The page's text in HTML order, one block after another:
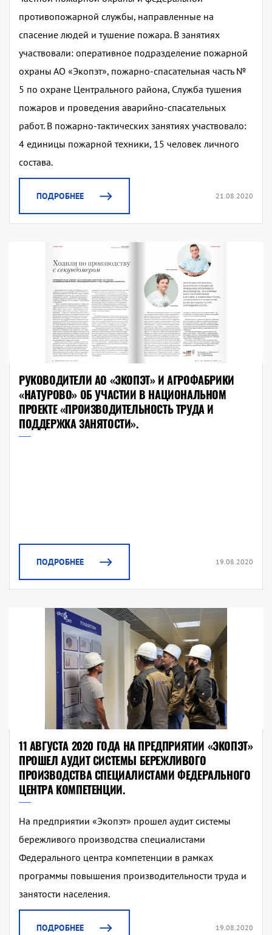
противопожарной службы, направленные на
спасение людей и тушение пожара. В занятиях
участвовали: оперативное подразделение пожарной
охраны АО «Экопэт», пожарно-спасательная часть №
5 по охране Центрального района, Служба тушения
пожаров и проведения аварийно-спасательных
работ. В пожарно-тактических занятиях участвовало:
4 единицы пожарной техники, 15 человек личного
состава.
ПОДРОБНЕЕ 21.08.2020
РУКОВОДИТЕЛИ АО «ЭКОПЭТ» И АГРОФАБРИКИ
«НАТУРОВО» ОБ УЧАСТИИ В НАЦИОНАЛЬНОМ
ПРОЕКТЕ «ПРОИЗВОДИТЕЛЬНОСТЬ ТРУДА И
ПОДДЕРЖКА ЗАНЯТОСТИ».
ПОДРОБНЕЕ 19.08.2020
11 АВГУСТА 2020 ГОДА НА ПРЕДПРИЯТИИ «ЭКОПЭТ»
ПРОШЕЛ АУДИТ СИСТЕМЫ БЕРЕЖЛИВОГО
ПРОИЗВОДСТВА СПЕЦИАЛИСТАМИ ФЕДЕРАЛЬНОГО
ЦЕНТРА КОМПЕТЕНЦИИ.
На предприятии «Экопэт» прошел аудит системы
бережливого производства специалистами
Федерального центра компетенции в рамках
программы повышения производительности труда и
занятости населения.
ПОДРОБНЕЕ 19.08.2020